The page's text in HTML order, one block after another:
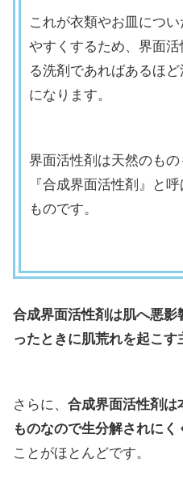
これが衣類やお皿につ
やすくするため、界面
る洗剤であればあるほ
になります。
界面活性剤は天然のも
『合成界面活性剤』と
ものです。
合成界面活性剤は肌へ悪
ったときに肌荒れを起こす
さらに、 合成界面活性剤は
ものなので生分解されにく
ことがほとんどです。